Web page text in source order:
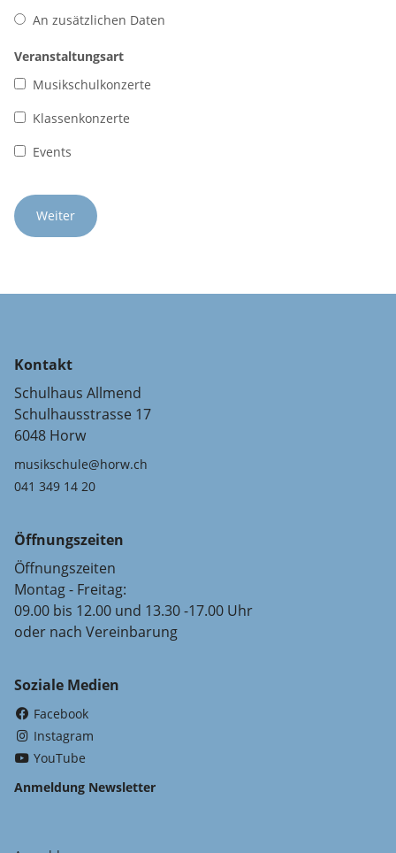
An zusätzlichen Daten
Veranstaltungsart
Musikschulkonzerte
Klassenkonzerte
Events
Kontakt
Schulhaus Allmend
Schulhausstrasse 17
6048 Horw
musikschule@horw.ch
041 349 14 20
Öffnungszeiten
Öffnungszeiten
Montag - Freitag:
09.00 bis 12.00 und 13.30 -17.00 Uhr
oder nach Vereinbarung
Soziale Medien
Facebook
Instagram
YouTube
Anmeldung Newsletter